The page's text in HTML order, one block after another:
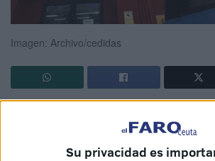
Su privacidad es
Imagen: Archivo/cedidas
ha sido en la bajada de labarriada del
el ataque a piedras dirigido contra el